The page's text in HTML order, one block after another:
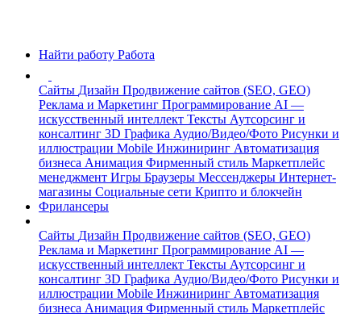
Найти работу Работа
Сайты Дизайн Продвижение сайтов (SEO, GEO)
Реклама и Маркетинг Программирование AI —
искусственный интеллект Тексты Аутсорсинг и
консалтинг 3D Графика Аудио/Видео/Фото Рисунки и
иллюстрации Mobile Инжиниринг Автоматизация
бизнеса Анимация Фирменный стиль Маркетплейс
менеджмент Игры Браузеры Мессенджеры Интернет-
магазины Социальные сети Крипто и блокчейн
Фрилансеры
Сайты Дизайн Продвижение сайтов (SEO, GEO)
Реклама и Маркетинг Программирование AI —
искусственный интеллект Тексты Аутсорсинг и
консалтинг 3D Графика Аудио/Видео/Фото Рисунки и
иллюстрации Mobile Инжиниринг Автоматизация
бизнеса Анимация Фирменный стиль Маркетплейс